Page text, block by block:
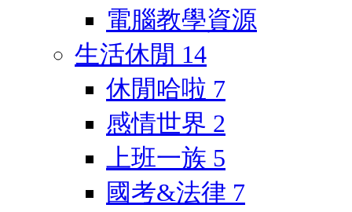
電腦教學資源
生活休閒 14
休閒哈啦 7
感情世界 2
上班一族 5
國考&法律 7